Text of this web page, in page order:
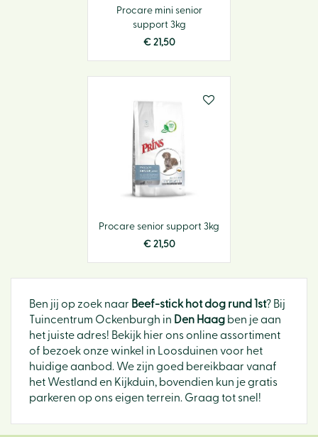
Procare mini senior
support 3kg
€ 21,50
Procare senior support 3kg
€ 21,50
Ben jij op zoek naar Beef-stick hot dog rund 1st? Bij
Tuincentrum Ockenburgh in Den Haag ben je aan
het juiste adres! Bekijk hier ons online assortiment
of bezoek onze winkel in Loosduinen voor het
huidige aanbod. We zijn goed bereikbaar vanaf
het Westland en Kijkduin, bovendien kun je gratis
parkeren op ons eigen terrein. Graag tot snel!